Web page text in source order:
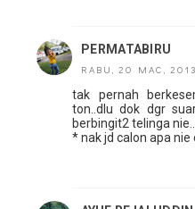
PERMATABIRU
RABU, 20 MAC, 2013
tak pernah
ton..dlu dok dgr
berbingit2 telinga
* nak jd calon apa nie